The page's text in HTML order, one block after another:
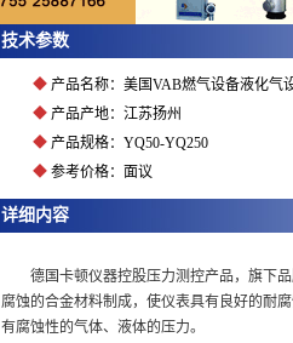
技术参数
◆ 产品名称：美国VAB燃气设备液化气
◆ 产品产地：江苏扬州
◆ 产品规格：YQ50-YQ250
◆ 参考价格：面议
详细内容
德国卡顿仪器控股压力测控产品，旗下
腐蚀的合金材料制成，使仪表具有良好的耐
有腐蚀性的气体、液体的压力。